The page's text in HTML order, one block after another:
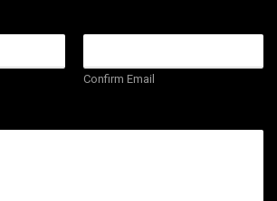
Confirm Email